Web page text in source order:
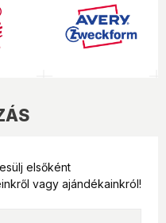
elsőként
vagy ajándékainkról!